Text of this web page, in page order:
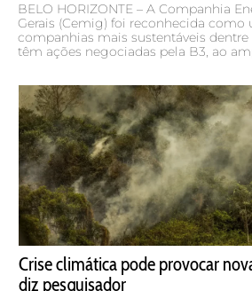
BELO HORIZONTE – A Companhia
Gerais (Cemig) foi reconhecida como
companhias mais sustentáveis dentre
têm ações negociadas pela B3, ao
Crise climática pode provocar
diz pesquisador